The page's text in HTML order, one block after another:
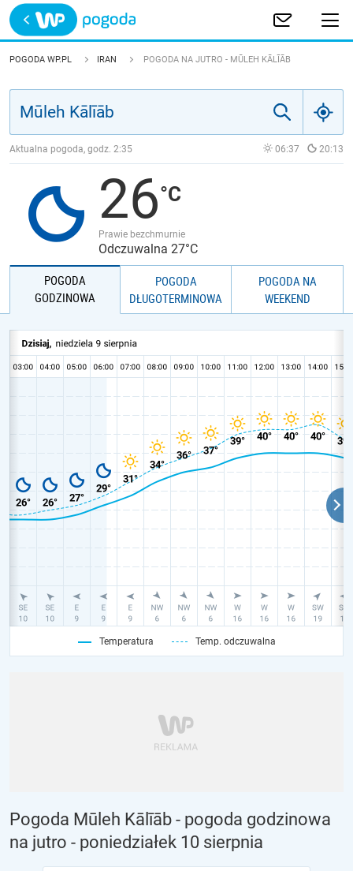
Trwa ładowanie
POLSKA
JAKOŚĆ POWIETRZA
POGODA WP.PL IRAN POGODA NA JUTRO - MŪLEH KĀLĪĀB
Aktualna pogoda, godz. 2:35 06:37 20:13
26
Prawie bezchmurnie
Odczuwalna 27°C
POGODA
GODZINOWA
POGODA
DŁUGOTERMINOWA
POGODA NA
WEEKEND
Temperatura Temp. odczuwalna
Pogoda Mūleh Kālīāb - pogoda godzinowa
na jutro - poniedziałek 10 sierpnia